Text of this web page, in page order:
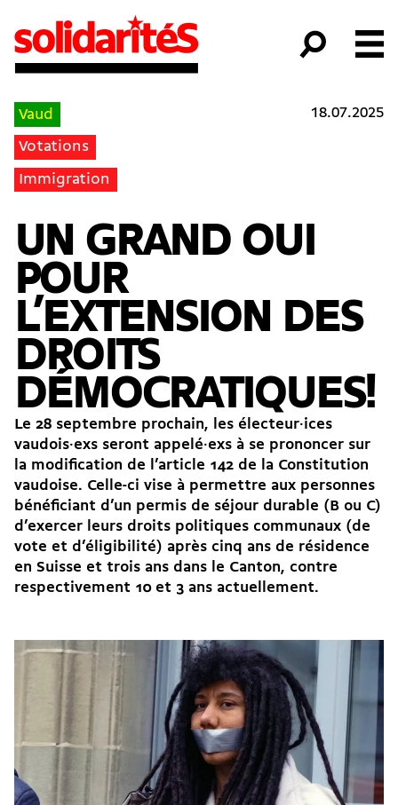
Vaud
Votations
Immigration
18.07.2025
UN GRAND OUI
POUR
L’EXTENSION DES
DROITS
DÉMOCRATIQUES!
Le 28 septembre prochain, les électeur·ices
vaudois·exs seront appelé·exs à se prononcer sur
la modification de l’article 142 de la Constitution
vaudoise. Celle-ci vise à permettre aux personnes
bénéficiant d’un permis de séjour durable (B ou C)
d’exercer leurs droits politiques communaux (de
vote et d’éligibilité) après cinq ans de résidence
en Suisse et trois ans dans le Canton, contre
respectivement 10 et 3 ans actuellement.